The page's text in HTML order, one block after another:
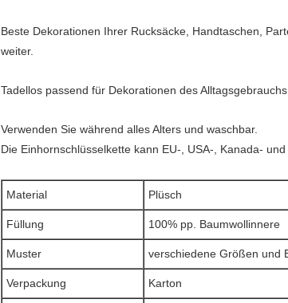
Beste Dekorationen Ihrer Rucksäcke, Handtaschen,
weiter.
Tadellos passend für Dekorationen des
Verwenden Sie während alles Alters und waschbar.
Die Einhornschlüsselkette kann EU-, USA-, Kanada-
Material Plüsch
Füllung 100% pp. Baumwollinnere
Muster verschiedene Größen und
Verpackung Karton